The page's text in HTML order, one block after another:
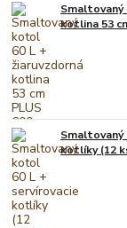
kotlina 53
kotlíky (12